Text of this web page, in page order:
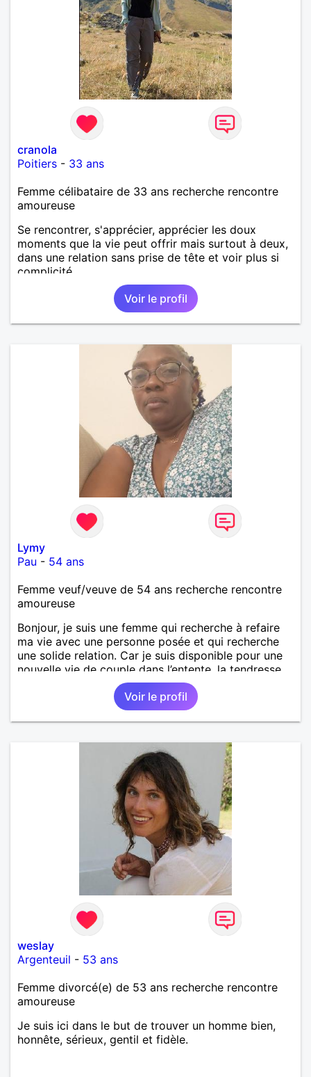
cranola
Poitiers - 33 ans
Femme célibataire de 33 ans recherche rencontre
amoureuse
Se rencontrer, s'apprécier, apprécier les doux
moments que la vie peut offrir mais surtout à deux,
dans une relation sans prise de tête et voir plus si
complicité.
Voir le profil
Lymy
Pau - 54 ans
Femme veuf/veuve de 54 ans recherche rencontre
amoureuse
Bonjour, je suis une femme qui recherche à refaire
ma vie avec une personne posée et qui recherche
une solide relation. Car je suis disponible pour une
nouvelle vie de couple dans l’entente, la tendresse,
l’amour, l’harmonie la complicité. Le respect et enfin
Voir le profil
weslay
Argenteuil - 53 ans
Femme divorcé(e) de 53 ans recherche rencontre
amoureuse
Je suis ici dans le but de trouver un homme bien,
honnête, sérieux, gentil et fidèle.